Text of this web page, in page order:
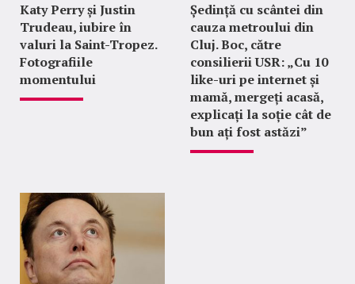
Katy Perry și Justin
Trudeau, iubire în
valuri la Saint-Tropez.
Fotografiile
momentului
Ședință cu scântei din
cauza metroului din
Cluj. Boc, către
consilierii USR: „Cu 10
like-uri pe internet și
mamă, mergeți acasă,
explicați la soție cât de
bun ați fost astăzi”